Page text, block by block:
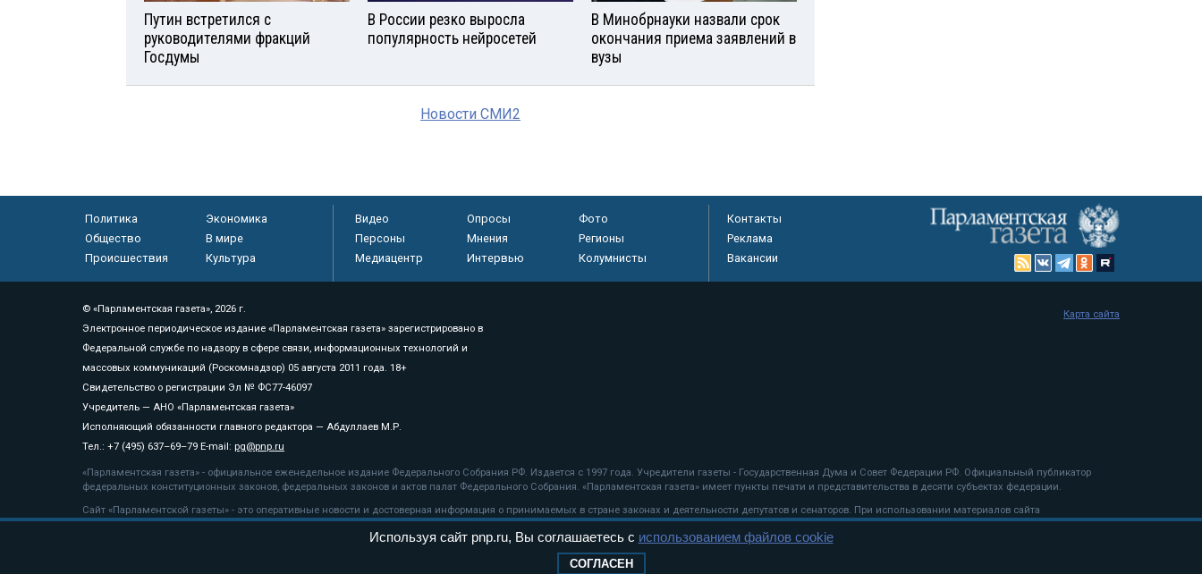
Путин встретился с
руководителями фракций
Госдумы
В России резко выросла
популярность нейросетей
В Минобрнауки назвали срок
окончания приема заявлений в
вузы
Новости СМИ2
Политика
Экономика
Общество
В мире
Происшествия
Культура
Видео Опросы
Фото
Персоны
Мнения
Регионы
Медиацентр
Интервью Колумнисты
Контакты
Реклама
Вакансии
© «Парламентская газета», 2026 г.
Электронное периодическое издание «Парламентская газета» зарегистрировано в
Федеральной службе по надзору в сфере связи, информационных технологий и
массовых коммуникаций (Роскомнадзор) 05 августа 2011 года. 18+
Свидетельство о регистрации Эл № ФС77-46097
Учредитель — АНО «Парламентская газета»
Исполняющий обязанности главного редактора — Абдуллаев М.Р.
Тел.: +7 (495) 637–69–79 E-mail: pg@pnp.ru
«Парламентская газета» - официальное еженедельное издание Федерального Собрания РФ. Издается с 1997 года. Учредители газеты - Государственная Дума и Совет Федерации РФ. Официальный публикатор
федеральных конституционных законов, федеральных законов и актов палат Федерального Собрания. «Парламентская газета» имеет пункты печати и представительства в десяти субъектах федерации.
Сайт «Парламентской газеты» - это оперативные новости и достоверная информация о принимаемых в стране законах и деятельности депутатов и сенаторов. При использовании материалов сайта
«Парламентской газеты» активная ссылка на pnp.ru обязательна.
рекомендательные технологии
Карта сайта
Используя сайт pnp.ru, Вы соглашаетесь с использованием файлов cookie
СОГЛАСЕН